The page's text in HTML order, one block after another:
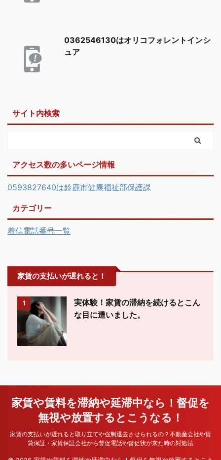
0362546130はオリコフォレントインシ
ュア
サイト内検索
アクセス数の多いページ情報
0593827640は鈴鹿市健康福祉部保護課
カテゴリー
着信電話番号一覧
家賃の支払いが遅れると！
1
実体験！家賃の滞納を続けるとこん
な目に遭いました。
家賃や賃料を滞納や延滞中なら！督促を
無視や放置するとこうなる！
家賃の支払いが遅れると取り立てや強制退去させられるの？不動産会社や賃
貸保証・家賃保証会社から督促電話や督促状が来た時の対処法